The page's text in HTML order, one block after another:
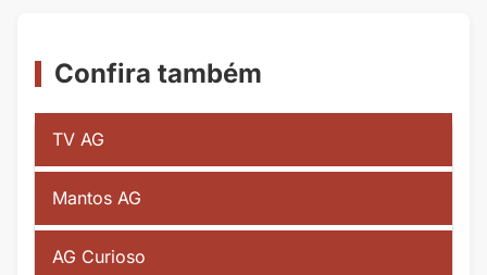
Confira também
TV AG
Mantos AG
AG Curioso